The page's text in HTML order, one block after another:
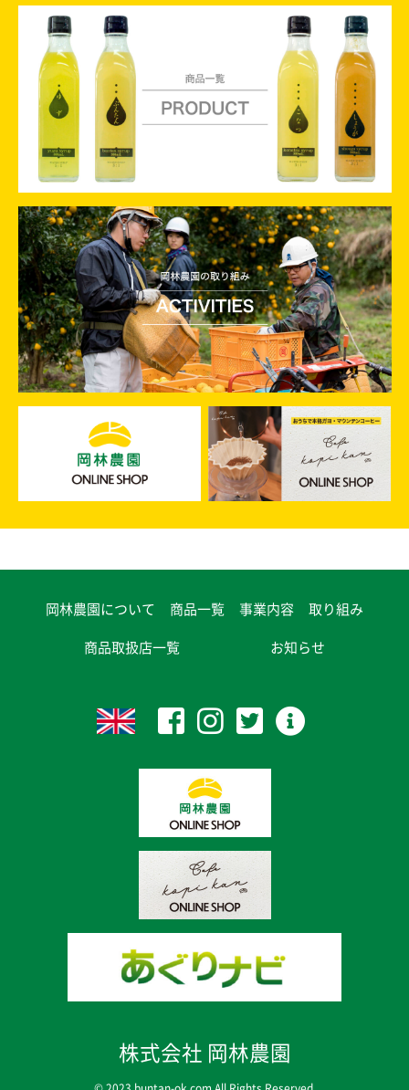
2025
09.25
【企業向け】11/6 第5回 土佐の宴 名古屋
に出展します
2025
09.25
【企業向け】10/22 令和7年度 高知県産品
商談会 に出展します
08.26
【求人情報】期間限定アルバイトを募集
2025
07.23
【企業向け】9/3,4,5 第36回 グルメショー
秋2025 に出展します
岡林農園について 商品一覧 事業内容 取り組み
商品取扱店一覧 お知らせ
株式会社 岡林農園